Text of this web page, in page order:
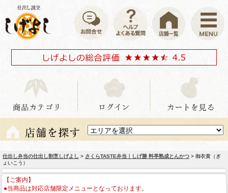
仕出し弁当の仕出し割烹しげよし > さくらTASTE弁当｜しげ勝 料亭熟成とんかつ > 御衣黄（ぎ
ょいこう）
【ご案内】
●当商品は対応店舗限定メニューとなっております。